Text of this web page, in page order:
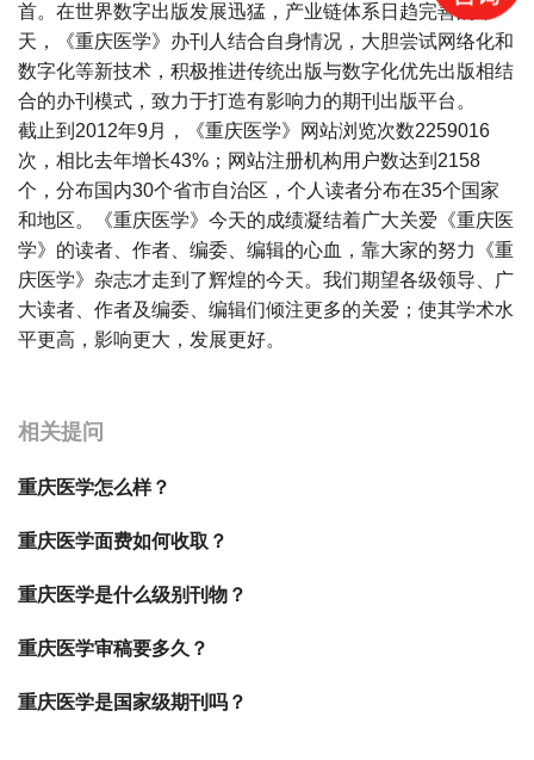
首。在世界数字出版发展迅猛，产业链体系日趋完善的今
天，《重庆医学》办刊人结合自身情况，大胆尝试网络化和
数字化等新技术，积极推进传统出版与数字化优先出版相结
合的办刊模式，致力于打造有影响力的期刊出版平台。
截止到2012年9月，《重庆医学》网站浏览次数2259016
次，相比去年增长43%；网站注册机构用户数达到2158
个，分布国内30个省市自治区，个人读者分布在35个国家
和地区。《重庆医学》今天的成绩凝结着广大关爱《重庆医
学》的读者、作者、编委、编辑的心血，靠大家的努力《重
庆医学》杂志才走到了辉煌的今天。我们期望各级领导、广
大读者、作者及编委、编辑们倾注更多的关爱；使其学术水
平更高，影响更大，发展更好。
相关提问
重庆医学怎么样？
重庆医学面费如何收取？
重庆医学是什么级别刊物？
重庆医学审稿要多久？
重庆医学是国家级期刊吗？